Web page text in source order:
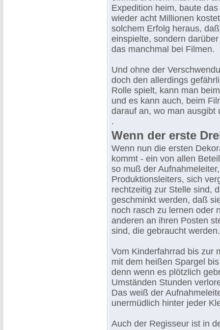
Expedition heim, baute
wieder acht Millionen
solchem Erfolg heraus,
einspielte, sondern
das manchmal bei Filmen.
Und ohne der
doch den allerdings
Rolle spielt, kann man
und es kann auch, beim
darauf an, wo man ausgibt
.
Wenn der erste
Wenn nun die ersten
kommt - ein von allen
so muß der
Produktionsleiters, sich
rechtzeitig zur Stelle sind,
geschminkt werden, daß
noch rasch zu lernen oder
anderen an ihren Posten
sind, die gebraucht werden.
Vom Kinderfahrrad bis zur
mit dem heißen Spargel
denn wenn es plötzlich
Umständen Stunden
Das weiß der
unermüdlich hinter jeder
Auch der Regisseur ist in